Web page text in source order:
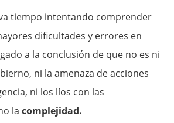
tiempo intentando comprender
dificultades y errores en
a la conclusión de que no es ni
ni la amenaza de acciones
ni los líos con las
lacomplejidad.